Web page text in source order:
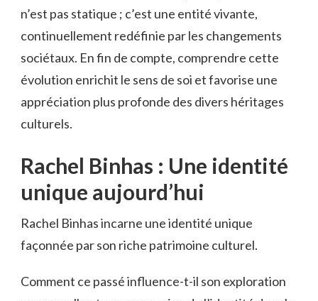
n’est pas statique ; c’est une entité vivante,
continuellement redéfinie par les changements
sociétaux. En fin de compte, comprendre cette
évolution enrichit le sens de soi et favorise une
appréciation plus profonde des divers héritages
culturels.
Rachel Binhas : Une identité
unique aujourd’hui
Rachel Binhas incarne une identité unique
façonnée par son riche patrimoine culturel.
Comment ce passé influence-t-il son exploration